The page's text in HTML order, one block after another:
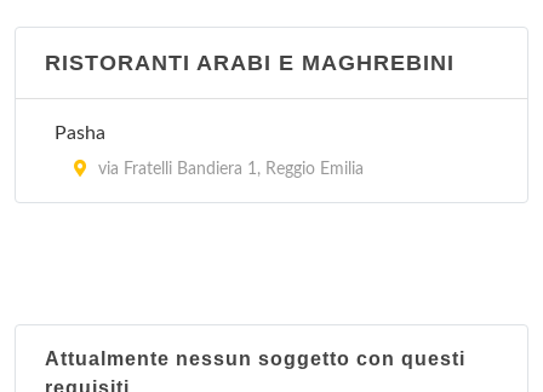
RISTORANTI ARABI E MAGHREBINI
Pasha
via Fratelli Bandiera 1, Reggio Emilia
Attualmente nessun soggetto con questi
requisiti